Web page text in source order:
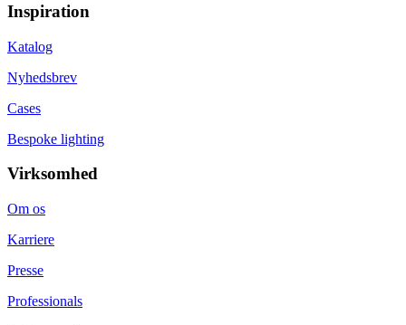
Inspiration
Katalog
Nyhedsbrev
Cases
Bespoke lighting
Virksomhed
Om os
Karriere
Presse
Professionals